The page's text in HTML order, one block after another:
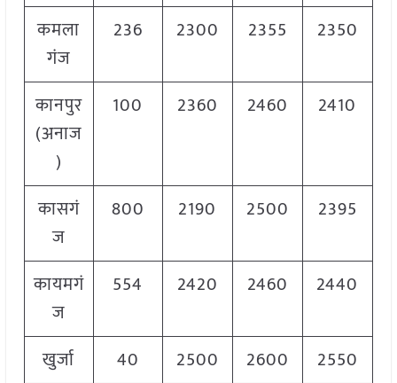
कमला
गंज
236 2300 2355 2350
कानपुर
(अनाज
)
100 2360 2460 2410
कासगं
ज
800 2190 2500 2395
कायमगं
ज
554 2420 2460 2440
खुर्जा 40 2500 2600
2550